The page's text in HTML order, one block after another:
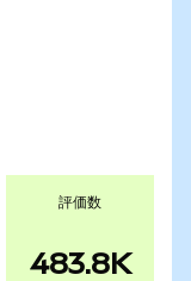
評価数
483.8K